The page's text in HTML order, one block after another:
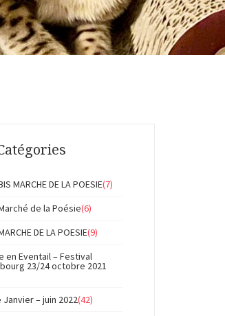
MARCHE DE LA POESIE(7)
de la Poésie(6)
DE LA POESIE(9)
en Eventail – Festival
23/24 octobre 2021
Janvier – juin 2022(42)